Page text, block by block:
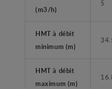
(m3/h)
5
HMT à débit
minimum (m)
HMT à débit
maximum (m)